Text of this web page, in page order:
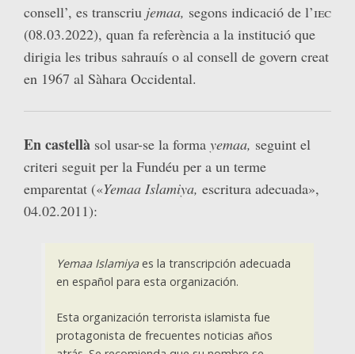
consell’, es transcriu jemaa, segons indicació de l’iec
(08.03.2022), quan fa referència a la institució que
dirigia les tribus sahrauís o al consell de govern creat
en 1967 al Sàhara Occidental.
En castellà sol usar-se la forma yemaa, seguint el
criteri seguit per la Fundéu per a un terme
emparentat («Yemaa Islamiya, escritura adecuada»,
04.02.2011):
Yemaa Islamiyaes la transcripción adecuada
en español para esta organización.
Esta organización terrorista islamista fue
protagonista de frecuentes noticias años